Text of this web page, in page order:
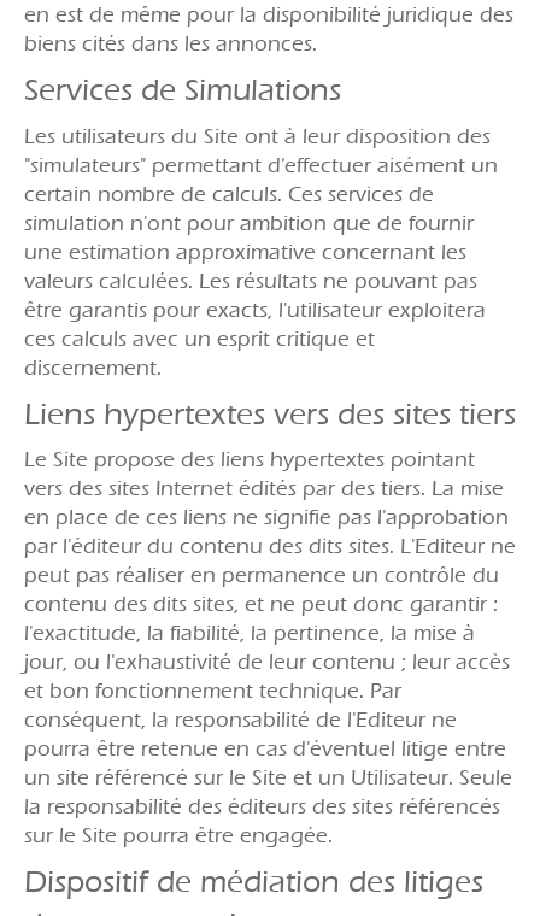
en est de même pour la disponibilité juridique des
biens cités dans les annonces.
Services de Simulations
Les utilisateurs du Site ont à leur disposition des
"simulateurs" permettant d'effectuer aisément un
certain nombre de calculs. Ces services de
simulation n'ont pour ambition que de fournir
une estimation approximative concernant les
valeurs calculées. Les résultats ne pouvant pas
être garantis pour exacts, l'utilisateur exploitera
ces calculs avec un esprit critique et
discernement.
Liens hypertextes vers des sites tiers
Le Site propose des liens hypertextes pointant
vers des sites Internet édités par des tiers. La mise
en place de ces liens ne signifie pas l'approbation
par l'éditeur du contenu des dits sites. L'Editeur ne
peut pas réaliser en permanence un contrôle du
contenu des dits sites, et ne peut donc garantir :
l'exactitude, la fiabilité, la pertinence, la mise à
jour, ou l'exhaustivité de leur contenu ; leur accès
et bon fonctionnement technique. Par
conséquent, la responsabilité de l'Editeur ne
pourra être retenue en cas d'éventuel litige entre
un site référencé sur le Site et un Utilisateur. Seule
la responsabilité des éditeurs des sites référencés
sur le Site pourra être engagée.
Dispositif de médiation des litiges